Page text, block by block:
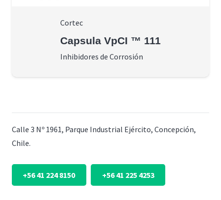
Cortec
Capsula VpCI ™ 111
Inhibidores de Corrosión
Calle 3 Nº 1961, Parque Industrial Ejército, Concepción,
Chile.
+56 41 224 8150 +56 41 225 4253